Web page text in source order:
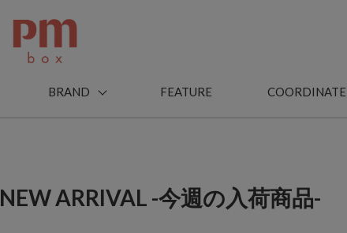
BRAND FEATURE COORDINATE
NEW ARRIVAL -今週の入荷商品-